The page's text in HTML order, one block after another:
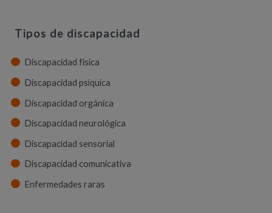
Tipos de discapacidad
Discapacidad física
Discapacidad psíquica
Discapacidad orgánica
Discapacidad neurológica
Discapacidad sensorial
Discapacidad comunicativa
Enfermedades raras